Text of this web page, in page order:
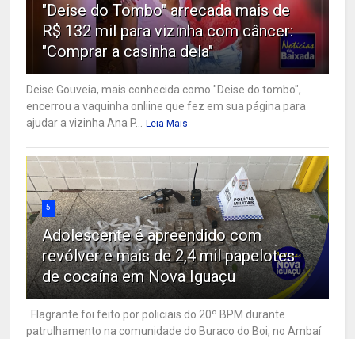
"Deise do Tombo" arrecada mais de
R$ 132 mil para vizinha com câncer:
"Comprar a casinha dela"
Deise Gouveia, mais conhecida como "Deise do tombo",
encerrou a vaquinha onliine que fez em sua página para
ajudar a vizinha Ana P... Leia Mais
5
Adolescente é apreendido com
revólver e mais de 2,4 mil papelotes
de cocaína em Nova Iguaçu
Flagrante foi feito por policiais do 20º BPM durante
patrulhamento na comunidade do Buraco do Boi, no Ambaí